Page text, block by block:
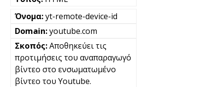
yt-remote-device-id
youtube.com
Αποθηκεύει τις
προτιμήσεις του αναπαραγωγό
βίντεο στο ενσωματωμένο
βίντεο του Youtube.